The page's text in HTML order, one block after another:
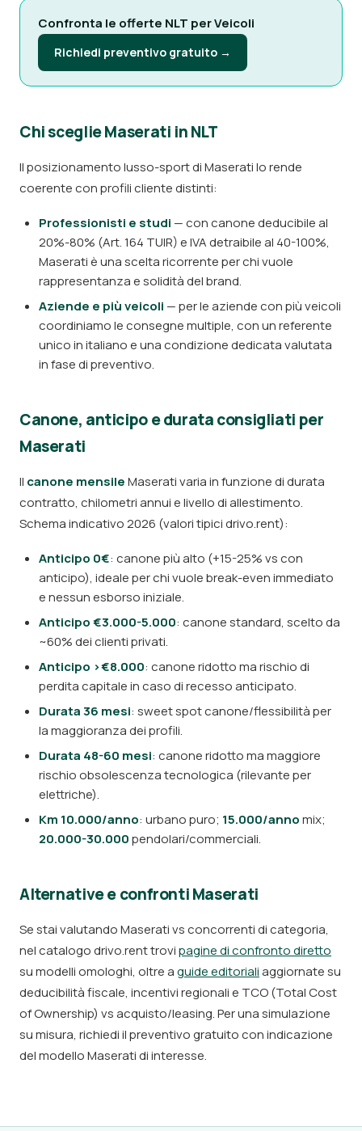
Confronta le offerte NLT per Veicoli
Richiedi preventivo gratuito →
Chi sceglie Maserati in NLT
Il posizionamento lusso-sport di Maserati lo rende
coerente con profili cliente distinti:
Professionisti e studi — con canone deducibile al
20%-80% (Art. 164 TUIR) e IVA detraibile al 40-100%,
Maserati è una scelta ricorrente per chi vuole
rappresentanza e solidità del brand.
Aziende e più veicoli — per le aziende con più veicoli
coordiniamo le consegne multiple, con un referente
unico in italiano e una condizione dedicata valutata
in fase di preventivo.
Canone, anticipo e durata consigliati per
Maserati
Il canone mensileMaserati varia in funzione di durata
contratto, chilometri annui e livello di allestimento.
Schema indicativo 2026 (valori tipici drivo.rent):
Anticipo 0€: canone più alto (+15-25% vs con
anticipo), ideale per chi vuole break-even immediato
e nessun esborso iniziale.
Anticipo €3.000-5.000: canone standard, scelto da
~60% dei clienti privati.
Anticipo >€8.000: canone ridotto ma rischio di
perdita capitale in caso di recesso anticipato.
Durata 36 mesi: sweet spot canone/flessibilità per
la maggioranza dei profili.
Durata 48-60 mesi: canone ridotto ma maggiore
rischio obsolescenza tecnologica (rilevante per
elettriche).
Km 10.000/anno: urbano puro; 15.000/annomix;
20.000-30.000pendolari/commerciali.
Alternative e confronti Maserati
Se stai valutando Maserati vs concorrenti di categoria,
nel catalogo drivo.rent trovipagine di confronto diretto
su modelli omologhi, oltre aguide editorialiaggiornate su
deducibilità fiscale, incentivi regionali e TCO (Total Cost
of Ownership) vs acquisto/leasing. Per una simulazione
su misura, richiedi il preventivo gratuito con indicazione
del modello Maserati di interesse.